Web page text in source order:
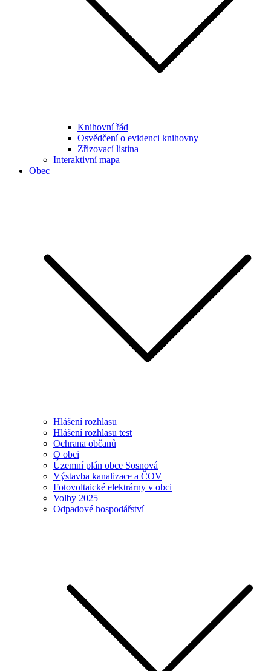
Knihovní řád
Osvědčení o evidenci knihovny
Zřizovací listina
Interaktivní mapa
Obec
Hlášení rozhlasu
Hlášení rozhlasu test
Ochrana občanů
O obci
Územní plán obce Sosnová
Výstavba kanalizace a ČOV
Fotovoltaické elektrárny v obci
Volby 2025
Odpadové hospodářství